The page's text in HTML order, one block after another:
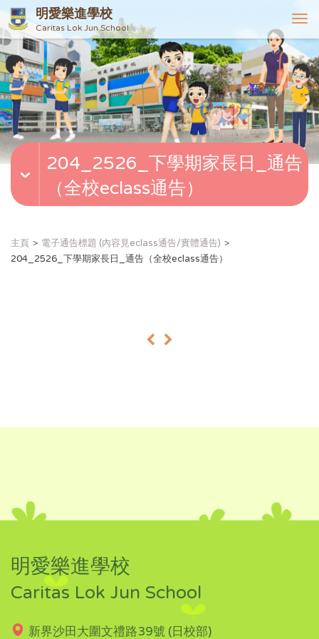
明愛樂進學校
Caritas Lok Jun School
T
o
g
g
l
e
n
v
i
204_2526_下學期家長日_通告
（全校eclass通告）
主頁
電子通告標題 (內容見eclass通告/實體通告)
204_2526_下學期家長日_通告（全校eclass通告）
« »
明愛樂進學校
Caritas Lok Jun School
新界沙田大圍文禮路39號 (日校部)